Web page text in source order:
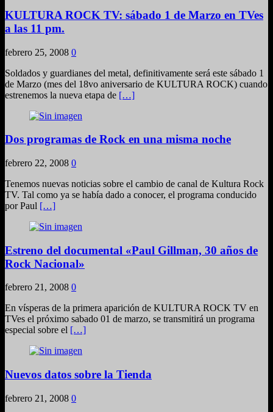
KULTURA ROCK TV: sábado 1 de Marzo en TVes
a las 11 pm.
febrero 25, 2008 0
Soldados y guardianes del metal, definitivamente será este sábado 1
de Marzo (mes del 18vo aniversario de KULTURA ROCK) cuando
estrenemos la nueva etapa de […]
Dos programas de Rock en una misma noche
febrero 22, 2008 0
Tenemos nuevas noticias sobre el cambio de canal de Kultura Rock
TV. Tal como ya se había dado a conocer, el programa conducido
por Paul […]
Estreno del documental «Paul Gillman, 30 años de
Rock Nacional»
febrero 21, 2008 0
En vísperas de la primera aparición de KULTURA ROCK TV en
TVes el próximo sabado 01 de marzo, se transmitirá un programa
especial sobre el […]
Nuevos datos sobre la Tienda
febrero 21, 2008 0